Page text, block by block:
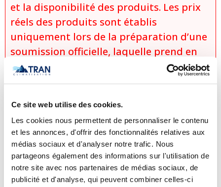
Ce site web utilise des cookies.
Les cookies nous permettent de personnaliser le contenu
et les annonces, d'offrir des fonctionnalités relatives aux
médias sociaux et d'analyser notre trafic. Nous
partageons également des informations sur l'utilisation de
notre site avec nos partenaires de médias sociaux, de
publicité et d'analyse, qui peuvent combiner celles-ci
et la disponibilité des produits. Les prix
réels des produits sont établis
uniquement lors de la préparation d’une
soumission officielle, laquelle prend en
considération :
le modèle exact sélectionné,
les options et configurations choisies,
les conditions d’installation
spécifiques,
les promotions et rabais applicables,
ainsi que la disponibilité du produit
au moment de la demande.